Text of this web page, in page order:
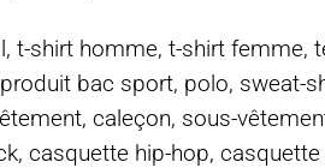
t-shirt homme, t-shirt
bac sport, polo, sweat-
caleçon, sous-
casquette hip-hop,